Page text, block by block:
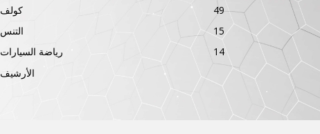
كولف
49
التنس
15
رياضة السيارات
14
الأرشيف